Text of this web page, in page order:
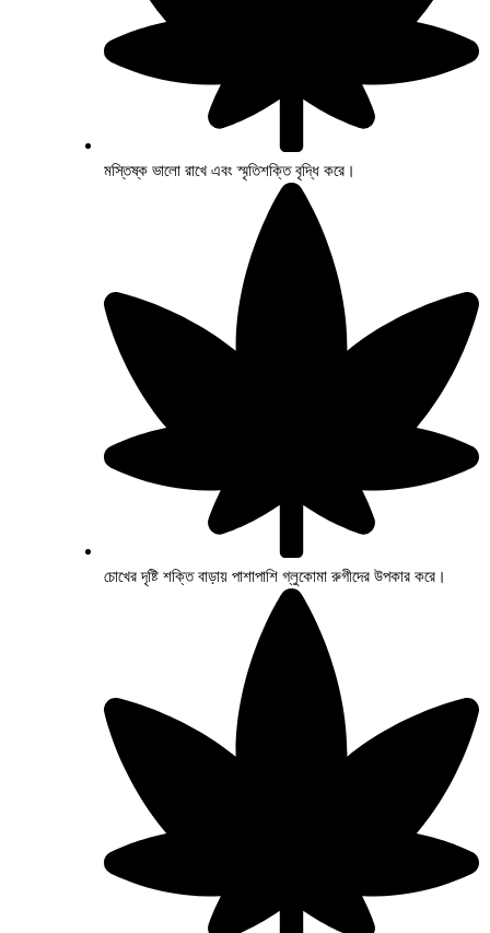
মস্তিষ্ক ভালো রাখে এবং স্মৃতিশক্তি বৃদ্ধি করে।
চোখের দৃষ্টি শক্তি বাড়ায় পাশাপাশি গ্লুকোমা রুগীদের উপকার করে।